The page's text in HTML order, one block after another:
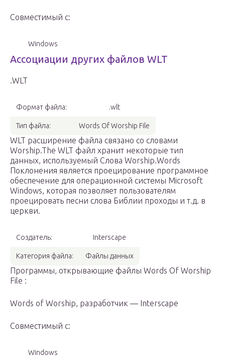
Совместимый с:
Windows
Ассоциации других файлов WLT
.WLT
Формат файла: .wlt
Тип файла: Words Of Worship File
WLT расширение файла связано со словами
Worship.The WLT файл хранит некоторые тип
данных, используемый Слова Worship.Words
Поклонения является проецирование программное
обеспечение для операционной системы Microsoft
Windows, которая позволяет пользователям
проецировать песни слова Библии проходы и т.д. в
церкви.
Создатель: Interscape
Категория файла: Файлы данных
Программы, открывающие файлы Words Of Worship
File :
Words of Worship, разработчик — Interscape
Совместимый с:
Windows